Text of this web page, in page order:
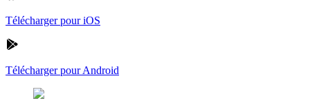
Télécharger pour iOS
Télécharger pour Android